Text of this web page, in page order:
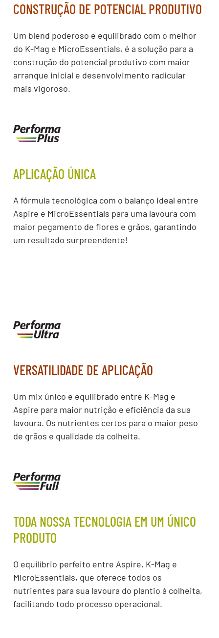
CONSTRUÇÃO DE POTENCIAL PRODUTIVO
Um blend poderoso e equilibrado com o melhor
do K-Mag e MicroEssentials, é a solução para a
construção do potencial produtivo com maior
arranque inicial e desenvolvimento radicular
mais vigoroso.
APLICAÇÃO ÚNICA
A fórmula tecnológica com o balanço ideal entre
Aspire e MicroEssentials para uma lavoura com
maior pegamento de flores e grãos, garantindo
um resultado surpreendente!
VERSATILIDADE DE APLICAÇÃO
Um mix único e equilibrado entre K-Mag e
Aspire para maior nutrição e eficiência da sua
lavoura. Os nutrientes certos para o maior peso
de grãos e qualidade da colheita.
TODA NOSSA TECNOLOGIA EM UM ÚNICO
PRODUTO
O equilíbrio perfeito entre Aspire, K-Mag e
MicroEssentials, que oferece todos os
nutrientes para sua lavoura do plantio à colheita,
facilitando todo processo operacional.